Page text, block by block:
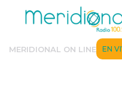
Click acá para ir
MERIDIONAL ON LINE EN